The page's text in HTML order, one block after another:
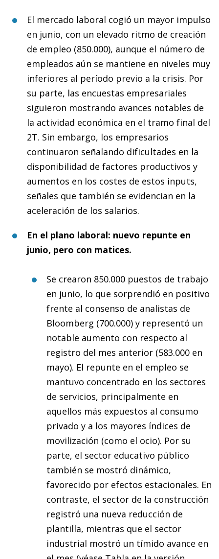
El mercado laboral cogió un mayor impulso
en junio, con un elevado ritmo de creación
de empleo (850.000), aunque el número de
empleados aún se mantiene en niveles muy
inferiores al período previo a la crisis. Por
su parte, las encuestas empresariales
siguieron mostrando avances notables de
la actividad económica en el tramo final del
2T. Sin embargo, los empresarios
continuaron señalando dificultades en la
disponibilidad de factores productivos y
aumentos en los costes de estos inputs,
señales que también se evidencian en la
aceleración de los salarios.
En el plano laboral: nuevo repunte en
junio, pero con matices.
Se crearon 850.000 puestos de trabajo
en junio, lo que sorprendió en positivo
frente al consenso de analistas de
Bloomberg (700.000) y representó un
notable aumento con respecto al
registro del mes anterior (583.000 en
mayo). El repunte en el empleo se
mantuvo concentrado en los sectores
de servicios, principalmente en
aquellos más expuestos al consumo
privado y a los mayores índices de
movilización (como el ocio). Por su
parte, el sector educativo público
también se mostró dinámico,
favorecido por efectos estacionales. En
contraste, el sector de la construcción
registró una nueva reducción de
plantilla, mientras que el sector
industrial mostró un tímido avance en